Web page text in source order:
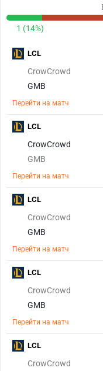
1 (14%)
CrowCrowd
GMB
Перейти на матч
LCL
CrowCrowd
GMB
Перейти на матч
LCL
CrowCrowd
GMB
Перейти на матч
LCL
CrowCrowd
GMB
Перейти на матч
LCL
CrowCrowd
LCL